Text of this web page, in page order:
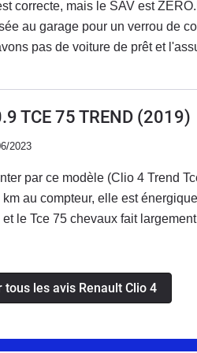
avec des joints plus
voiture agréable au look et
correcte, mais le SAV est
au garage pour un verrou de
pas de voiture de prêt et
et RENAULT pour son
TCE 75 TREND (2019)
2023
par ce modèle (Clio 4 Trend
au compteur, elle est
le Tce 75 chevaux fait
je cherchais en priorité. Niveau
à conduire, et le moteur
masque l'écran de
tous les avis Renault Clio 4